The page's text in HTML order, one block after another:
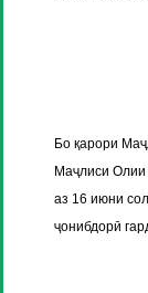
Бо қарори
Маҷлиси Олии
аз 16 июни
ҷонибдорӣ